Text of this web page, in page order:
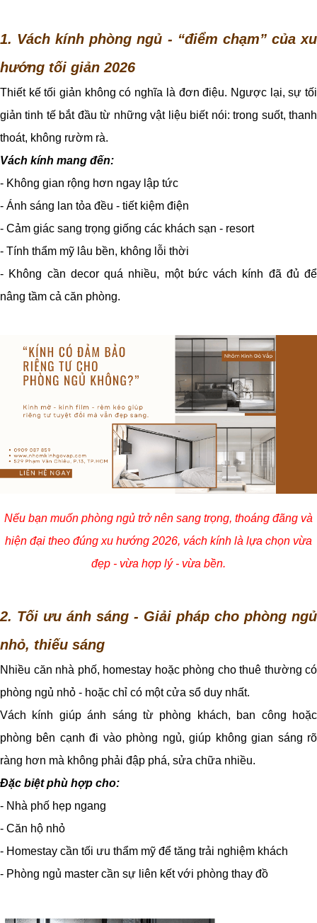
1. Vách kính phòng ngủ - “điểm chạm” của xu
hướng tối giản 2026
Thiết kế tối giản không có nghĩa là đơn điệu. Ngược lại, sự tối
giản tinh tế bắt đầu từ những vật liệu biết nói: trong suốt, thanh
thoát, không rườm rà.
Vách kính mang đến:
- Không gian rộng hơn ngay lập tức
- Ánh sáng lan tỏa đều - tiết kiệm điện
- Cảm giác sang trọng giống các khách sạn - resort
- Tính thẩm mỹ lâu bền, không lỗi thời
- Không cần decor quá nhiều, một bức vách kính đã đủ để
nâng tầm cả căn phòng.
Nếu bạn muốn phòng ngủ trở nên sang trọng, thoáng đãng và
hiện đại theo đúng xu hướng 2026, vách kính là lựa chọn vừa
đẹp - vừa hợp lý - vừa bền.
2. Tối ưu ánh sáng - Giải pháp cho phòng ngủ
nhỏ, thiếu sáng
Nhiều căn nhà phố, homestay hoặc phòng cho thuê thường có
phòng ngủ nhỏ - hoặc chỉ có một cửa sổ duy nhất.
Vách kính giúp ánh sáng từ phòng khách, ban công hoặc
phòng bên cạnh đi vào phòng ngủ, giúp không gian sáng rõ
ràng hơn mà không phải đập phá, sửa chữa nhiều.
Đặc biệt phù hợp cho:
- Nhà phố hẹp ngang
- Căn hộ nhỏ
- Homestay cần tối ưu thẩm mỹ để tăng trải nghiệm khách
- Phòng ngủ master cần sự liên kết với phòng thay đồ